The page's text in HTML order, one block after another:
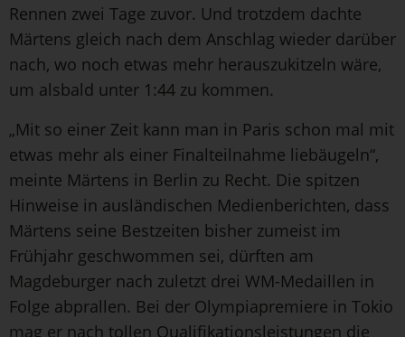
Rennen zwei Tage zuvor. Und trotzdem dachte
Märtens gleich nach dem Anschlag wieder darüber
nach, wo noch etwas mehr herauszukitzeln wäre,
um alsbald unter 1:44 zu kommen.
„Mit so einer Zeit kann man in Paris schon mal mit
etwas mehr als einer Finalteilnahme liebäugeln“,
meinte Märtens in Berlin zu Recht. Die spitzen
Hinweise in ausländischen Medienberichten, dass
Märtens seine Bestzeiten bisher zumeist im
Frühjahr geschwommen sei, dürften am
Magdeburger nach zuletzt drei WM-Medaillen in
Folge abprallen. Bei der Olympiapremiere in Tokio
mag er nach tollen Qualifikationsleistungen die